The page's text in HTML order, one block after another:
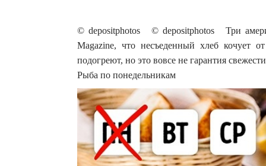
© depositphotos © depositphotos Три
Magazine, что несъеденный хлеб кочует
подогреют, но это вовсе не гарантия
Рыба по понедельникам